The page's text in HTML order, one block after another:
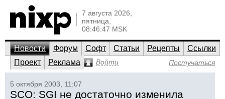
7 августа 2026,
пятница,
08:46:47 MSK
Новости Форум Софт Статьи Рецепты
Ссылки
Проект
Реклама Войти Постучаться
5 октября 2003, 11:07
SCO: SGI не достаточно изменила